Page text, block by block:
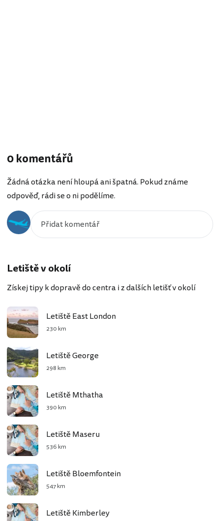
0 komentářů
Žádná otázka není hloupá ani špatná. Pokud známe
odpověď, rádi se o ni podělíme.
Letiště v okolí
Získej tipy k dopravě do centra i z dalších letišť v okolí
Letiště East London
230 km
Letiště George
298 km
Letiště Mthatha
390 km
Letiště Maseru
536 km
Letiště Bloemfontein
547 km
Letiště Kimberley